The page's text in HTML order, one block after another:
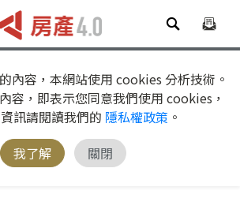
內容，本網站使用 cookies 分析技術。
容，即表示您同意我們使用 cookies，
訊請閱讀我們的 隱私權政策 。
我了解
關閉